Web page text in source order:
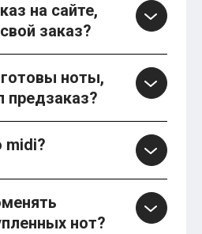
на сайте,
заказ?
ноты,
предзаказ?
midi?
нот?